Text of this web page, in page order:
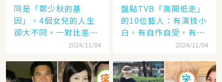
同是「鄭少秋的基
因」，4個女兒的人生
卻大不同，一對比差距
2024/11/04
盤點TVB「高開低走」
的10位藝人：有演技小
白，有自作自受，有遭
封殺，一手好牌打稀爛
2024/11/04